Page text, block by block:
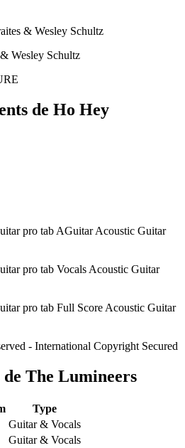
& Wesley Schultz
Wesley Schultz
de Ho Hey
- International Copyright Secured
The Lumineers
Type
Guitar & Vocals
Guitar & Vocals